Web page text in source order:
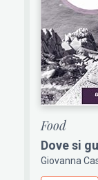
Food
Dove si
Giovanna